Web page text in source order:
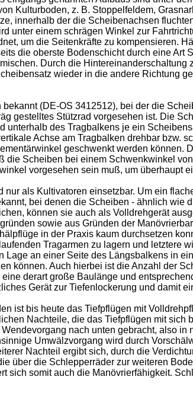
Kulturboden, z. B. Stoppelfeldem,
innerhalb der die Scheibenachsen
unter einem schrägen Winkel zur
um die Seitenkräfte zu kompensieren.
die oberste Bodenschicht durch eine
Durch die
wieder in die andere Richtung
(DE-OS 3412512), bei der die
gestelltes Stützrad vorgesehen ist. Die
unterhalb des Tragbalkens je ein
Achse am Tragbalken drehbar bzw.
geschwenkt werden
die Scheiben bei einem Schwenkwinkel
vorgesehen sein muß, um überhaupt
nur als Kultivatoren einsetzbar. Um ein
bei denen die Scheiben - ähnlich wie
können sie auch als Volldrehgerät
sowie aus Gründen der
in der Praxis kaum durchsetzen
Tragarmen zu lagern und letztere
Lage an einer Seite des Längsbalkens in
können. Auch hierbei ist die Anzahl der
derart große Baulänge und
Gerät zur Tiefenlockerung und damit
ist bis heute das Tiefpflügen mit
Nachteile, die das Tiefpflügen mit
nach unten gebracht, also
Umwälzvorgang wird durch
Nachteil ergibt sich, durch die
über die Schlepperräder zur weiteren
sich somit auch die Manövrierfähigkeit.